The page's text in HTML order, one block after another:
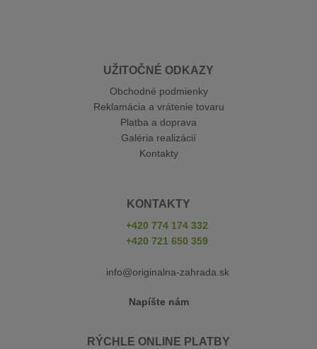
UŽITOČNÉ ODKAZY
Obchodné podmienky
Reklamácia a vrátenie tovaru
Platba a doprava
Galéria realizácií
Kontakty
KONTAKTY
+420 774 174 332
+420 721 650 359
info@originalna-zahrada.sk
Napíšte nám
RÝCHLE ONLINE PLATBY